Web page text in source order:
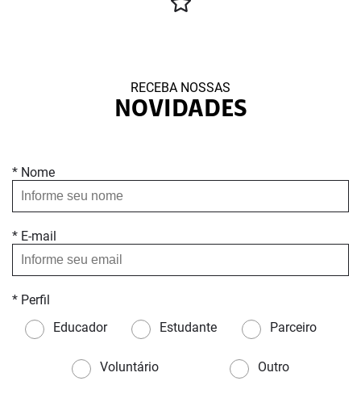
RECEBA NOSSAS
NOVIDADES
* Nome
* E-mail
* Perfil
Educador
Estudante Parceiro
Voluntário Outro